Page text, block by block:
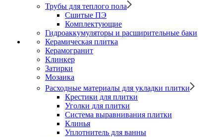
Трубы для теплого пола
Сшитые ПЭ
Комплектующие
Гидроаккумуляторы и расширительные баки
Керамическая плитка
Керамогранит
Клинкер
Затирки
Мозаика
Расходные материалы для укладки плитки
Крестики для плитки
Уголки для плитки
Система выравнивания плитки
Клинья
Уплотнитель для ванны